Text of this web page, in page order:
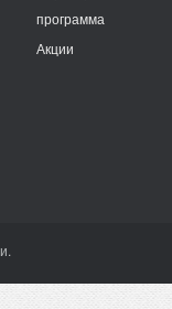
программа
Акции